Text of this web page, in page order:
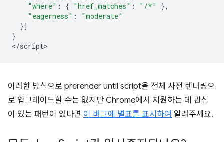
"where" : { "href_matches" : "/*"
},
"eagerness" :
"moderate"
}]
}
</script
이러한 방식으로 prerender until script을 전체 사전 렌더링으
로 업그레이드할 수는 없지만 Chrome에서 지원하는 데 관심
이 있는 패턴이 있다면 이 버그에 별표를 표시하여 알려주세요.